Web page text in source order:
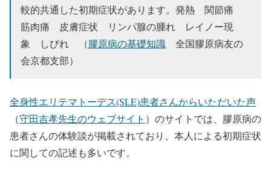
較的共通した初期症状があります。発熱 関節痛
筋肉痛 皮膚症状 リンパ腺の腫れ レイノー現
象 しびれ （膠原病の基礎知識 全国膠原病友の
会京都支部）
全身性エリテマトーデス(SLE)患者さんからいただいた声
（守田吉孝先生のウェブサイト ）のサイトでは、膠原病の
患者さんの体験談が掲載されており、本人による初期症状
に関しての記述も多いです。